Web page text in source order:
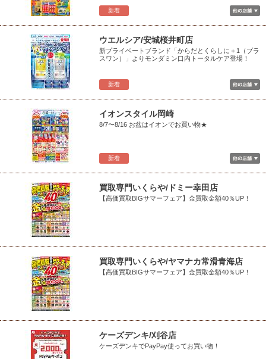
新着
新着
ウエルシア/安城桜井町店
新プライベートブランド「からだとくらしに＋1（プラ
スワン）」よりモンダミン口内トータルケア登場！
新着
イオンスタイル岡崎
8/7〜8/16 お盆はイオンでお買い物★
買取専門いくらや/ドミー幸田店
【高価買取BIGサマーフェア】金買取金額40％UP！
買取専門いくらや/ヤマナカ常滑青海店
【高価買取BIGサマーフェア】金買取金額40％UP！
ケーズデンキ/刈谷店
ケーズデンキでPayPay使ってお買い物！